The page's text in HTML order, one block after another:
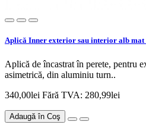
Aplică Inner exterior sau interior alb mat
Aplică de încastrat în perete, pentru
asimetrică, din aluminiu turn..
340,00lei Fără TVA: 280,99lei
Adaugă în Coş